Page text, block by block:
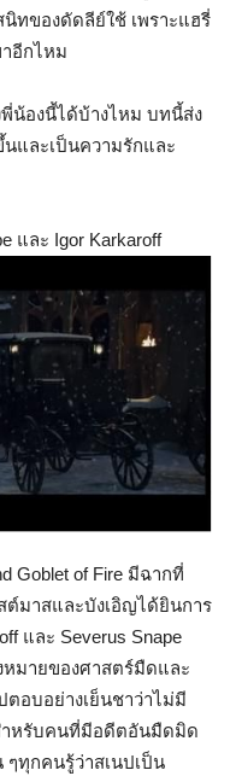
นิทของดัดลีย์ใช้ เพราะแฮรี่
าอีกไหม
พี่น้องนี้ได้บ้างไหม บทนี้ส่ง
และเป็นความรักและ
และ Igor Karkaroff
Goblet of Fire มีฉากที่
ต์มาสและบังเอิญได้ยินการ
และ Severus Snape
หมายของศาสตร์มืดและ
ตอบอย่างเย็นชาว่าไม่มี
ำหรับคนที่มีอดีตอันมืดมิด
ทุกคนรู้ว่าสเนปเป็น